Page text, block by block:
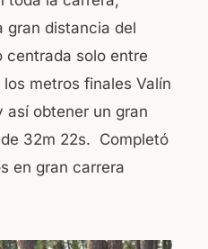
gran distancia del
centrada solo entre
metros finales Valín
así obtener un gran
32m 22s. Completó
en gran carrera